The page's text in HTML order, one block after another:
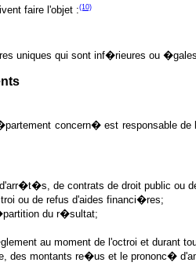
faire l'objet :(10)
uniques qui sont inf�rieures ou
concern� est
de contrats de droit public ou
ou de refus d'aides financi�res;
du r�sultat;
au moment de l'octroi et durant
montants re�us et le prononc�